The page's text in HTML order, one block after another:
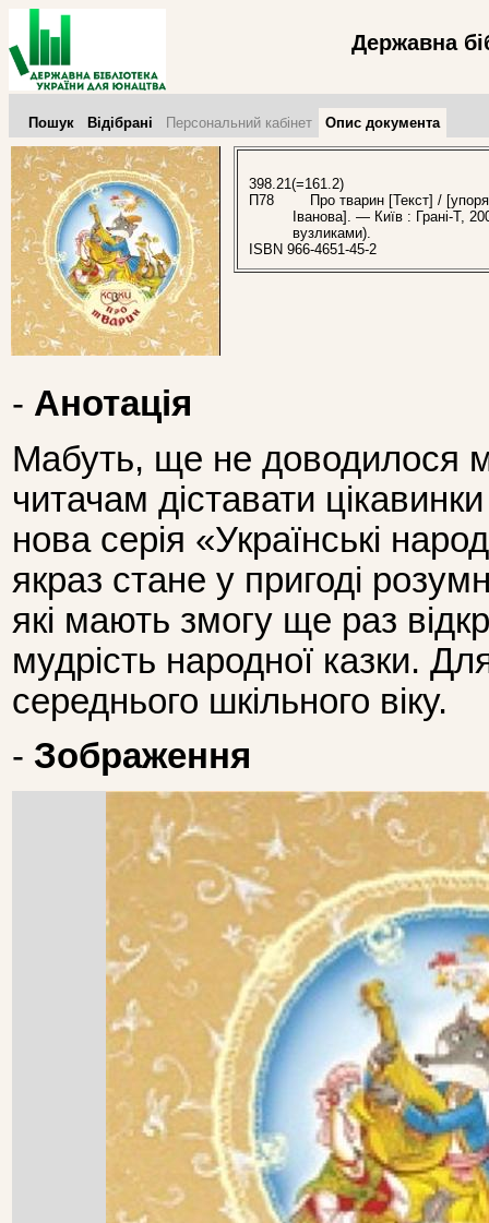
Державна
Пошук Відібрані Персональний кабінет Опис документа
398.21(=161.2)
П78
Про тварин [Текст] /
Іванова]. — Київ : Грані-Т,
вузликами).
ISBN 966-4651-45-2
- Анотація
Мабуть, ще не доводилося
читачам діставати
нова серія «Українські
якраз стане у пригоді
які мають змогу ще раз
мудрість народної казки.
середнього шкільного віку.
- Зображення